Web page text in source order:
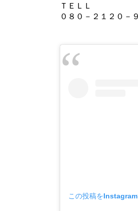
ＴＥＬＬ
０８０－２１２０－
この投稿をInstagram